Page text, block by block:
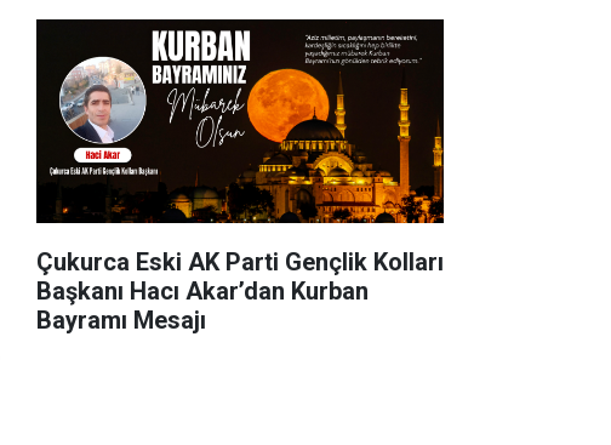
Çukurca Eski AK Parti Gençlik Kolları
Başkanı Hacı Akar’dan Kurban
Bayramı Mesajı